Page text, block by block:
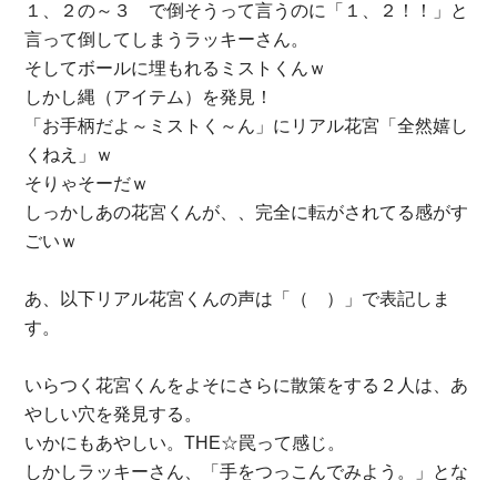
１、２の～３ で倒そうって言うのに「１、２！！」と
言って倒してしまうラッキーさん。
そしてボールに埋もれるミストくんｗ
しかし縄（アイテム）を発見！
「お手柄だよ～ミストく～ん」にリアル花宮「全然嬉し
くねえ」ｗ
そりゃそーだｗ
しっかしあの花宮くんが、、完全に転がされてる感がす
ごいｗ
あ、以下リアル花宮くんの声は「（ ）」で表記しま
す。
いらつく花宮くんをよそにさらに散策をする２人は、あ
やしい穴を発見する。
いかにもあやしい。THE☆罠って感じ。
しかしラッキーさん、「手をつっこんでみよう。」とな